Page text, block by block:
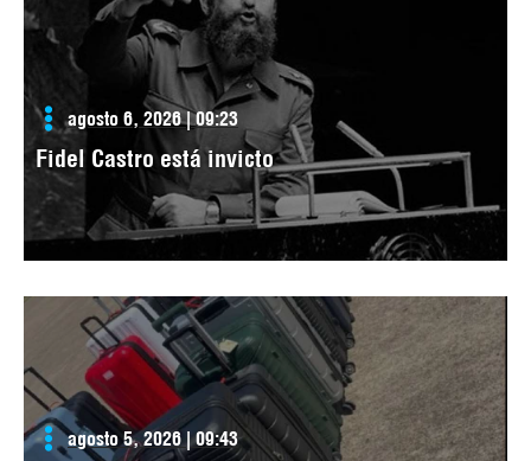
agosto 6, 2026 | 09:23
Fidel Castro está invicto
agosto 5, 2026 | 09:43